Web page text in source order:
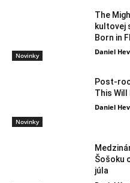
Novinky
The
kultovej
Born in
Daniel
Novinky
Post-
This
Daniel
Šošoku
júla